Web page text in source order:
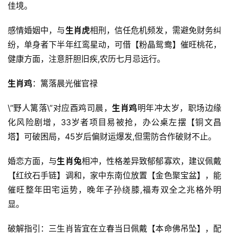
佳境。
感情婚姻中，与生肖虎相刑，信任危机频发，需避免财务纠
纷，单身者下半年红鸾星动，可借【粉晶鸳鸯】催旺桃花，
健康方面，注意肝胆旧疾,农历七月忌远行。
生肖鸡：篱落晨光催官禄
\”野人篱落\”对应酉鸡司晨，生肖鸡明年冲太岁，职场边缘
化风险剧增，33岁者项目易被抢，办公桌左摆【铜文昌
塔】可破困局，45岁后偏财运爆发,但需防合作破财不止。
婚恋方面，与生肖兔相冲，性格差异致郁郁寡欢，建议佩戴
【红纹石手链】调和，家中东南位放置【金色聚宝盆】，能
催旺整年田宅运势，晚年子孙绕膝,福寿双全之兆格外明
显。
破解指引：三生肖皆宜在立春当日佩戴【本命佛吊坠】，配